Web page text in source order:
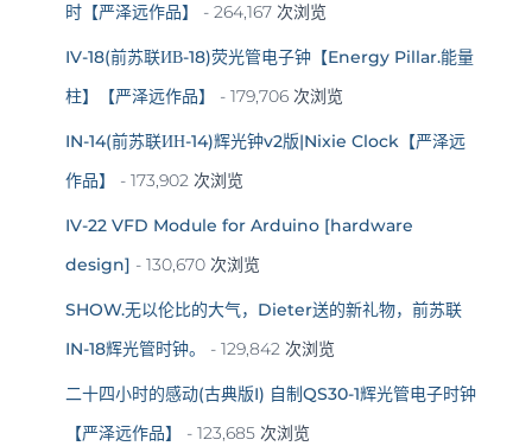
时【严泽远作品】
- 264,167 次浏览
IV-18(前苏联ИВ-18)荧光管电子钟【Energy Pillar.能量
柱】【严泽远作品】
- 179,706 次浏览
IN-14(前苏联ИН-14)辉光钟v2版|Nixie Clock【严泽远
作品】
- 173,902 次浏览
IV-22 VFD Module for Arduino [hardware
design] - 130,670 次浏览
SHOW.无以伦比的大气，Dieter送的新礼物，前苏联
IN-18辉光管时钟。
- 129,842 次浏览
二十四小时的感动(古典版I) 自制QS30-1辉光管电子时钟
【严泽远作品】
- 123,685 次浏览